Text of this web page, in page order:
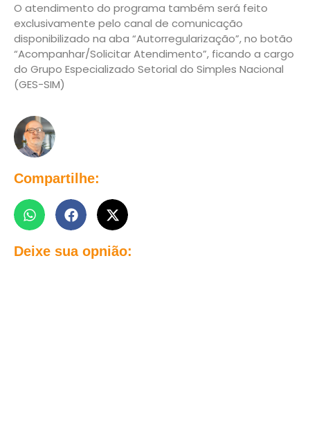
O atendimento do programa também será feito
exclusivamente pelo canal de comunicação
disponibilizado na aba “Autorregularização”, no botão
“Acompanhar/Solicitar Atendimento”, ficando a cargo
do Grupo Especializado Setorial do Simples Nacional
(GES-SIM)
Compartilhe:
Deixe sua opnião: